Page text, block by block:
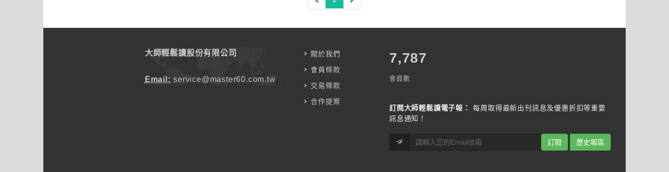
大師輕鬆讀股份有限公司
Email: service@master60.com.tw
關於我們
會員條款
交易條款
合作提案
7,787
會員數
訂閱大師輕鬆讀電子報：
每周取得最新出刊訊息及優惠折扣等重要
訊息通知！
訂閱 歷史報區